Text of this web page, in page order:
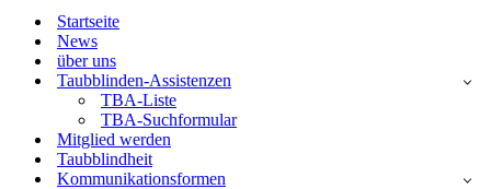
Startseite
News
über uns
Taubblinden-Assistenzen
TBA-Liste
TBA-Suchformular
Mitglied werden
Taubblindheit
Kommunikationsformen